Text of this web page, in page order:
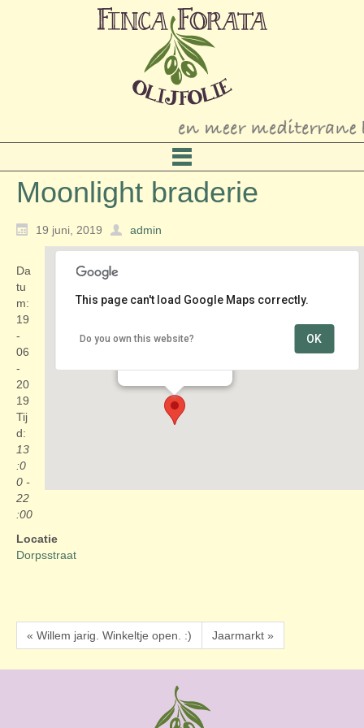
Moonlight braderie
19 juni, 2019 admin
Dorpsstraat
This page can't load Google Maps correctly.
Do you own this website? OK
Da
tu
m:
19
-
06
-
20
19
Tij
d:
13
:0
0 -
22
:00
Locatie
Dorpsstraat
« Willem jarig. Winkeltje open. :) Jaarmarkt »